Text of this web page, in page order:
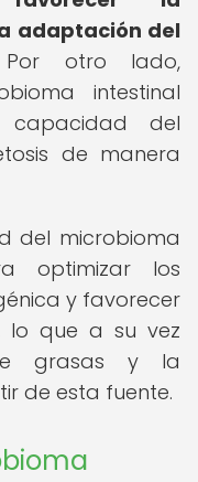
adaptación del
otro lado,
intestinal
del
de manera
del microbioma
optimizar los
y favorecer
lo que a su vez
grasas y la
de esta fuente.